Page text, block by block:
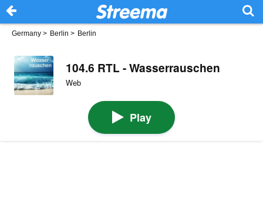
Germany > Berlin > Berlin
104.6 RTL - Wasserrauschen
Web
Play